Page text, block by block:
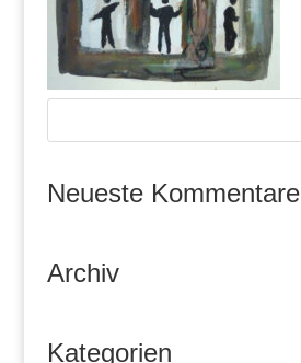
Neueste Kommentare
Archiv
Kategorien